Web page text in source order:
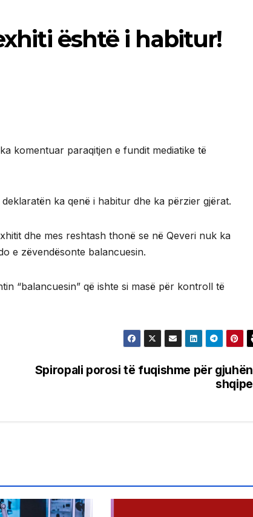
është i habitur!
komentuar paraqitjen e fundit mediatike të
ka qenë i habitur dhe ka përzier gjërat.
dhe mes reshtash thonë se në Qeveri nuk ka
e zëvendësonte balancuesin.
“balancuesin” që ishte si masë për kontroll të
Spiropali porosi të fuqishme për gjuhën
shqipe